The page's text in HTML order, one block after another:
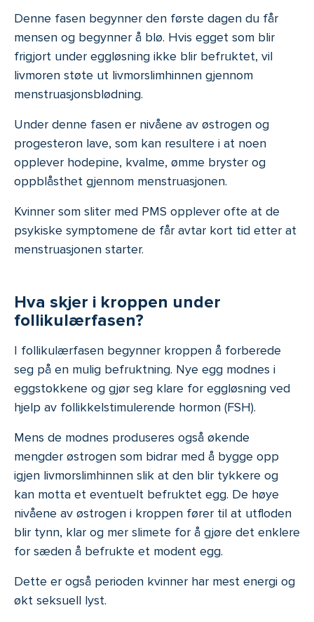
Denne fasen begynner den første dagen du får
mensen og begynner å blø. Hvis egget som blir
frigjort under eggløsning ikke blir befruktet, vil
livmoren støte ut livmorslimhinnen gjennom
menstruasjonsblødning.
Under denne fasen er nivåene av østrogen og
progesteron lave, som kan resultere i at noen
opplever hodepine, kvalme, ømme bryster og
oppblåsthet gjennom menstruasjonen.
Kvinner som sliter med PMS opplever ofte at de
psykiske symptomene de får avtar kort tid etter at
menstruasjonen starter.
Hva skjer i kroppen under
follikulærfasen?
I follikulærfasen begynner kroppen å forberede
seg på en mulig befruktning. Nye egg modnes i
eggstokkene og gjør seg klare for eggløsning ved
hjelp av follikkelstimulerende hormon (FSH).
Mens de modnes produseres også økende
mengder østrogen som bidrar med å bygge opp
igjen livmorslimhinnen slik at den blir tykkere og
kan motta et eventuelt befruktet egg. De høye
nivåene av østrogen i kroppen fører til at utfloden
blir tynn, klar og mer slimete for å gjøre det enklere
for sæden å befrukte et modent egg.
Dette er også perioden kvinner har mest energi og
økt seksuell lyst.